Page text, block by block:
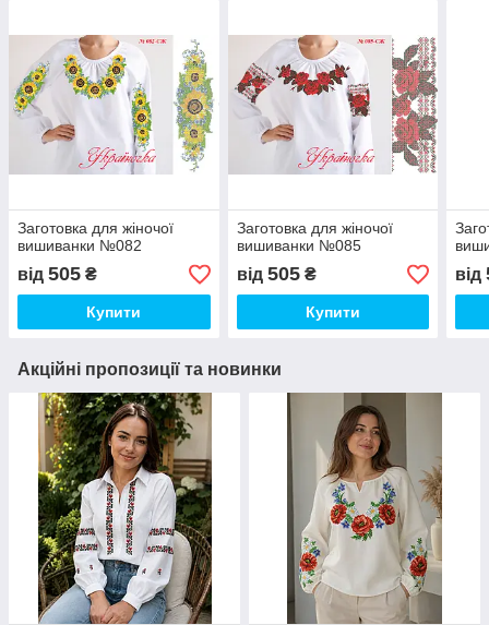
Заготовка для жіночої
вишиванки №082
від 505 ₴
Купити
Заготовка для жіночої
вишиванки №085
від 505₴
Купити
від
Акційні пропозиції та новинки